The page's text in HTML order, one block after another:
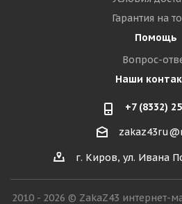
Гарантия на
Помощь
Вопрос-
Наши
+7 (8332)
г. Киров, ул. Ивана
2010 - 2026 © ZakaZ43 интернет-